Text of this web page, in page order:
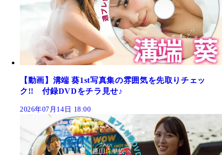
【動画】溝端 葵1st写真集の雰囲気を先取りチェッ
ク!! 付録DVDをチラ見せ♪
2026年07月14日 18:00